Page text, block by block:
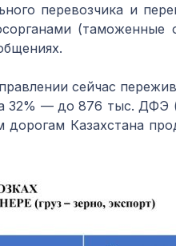
перевозчика и
сейчас
32% — до 876 тыс.
Казахстана